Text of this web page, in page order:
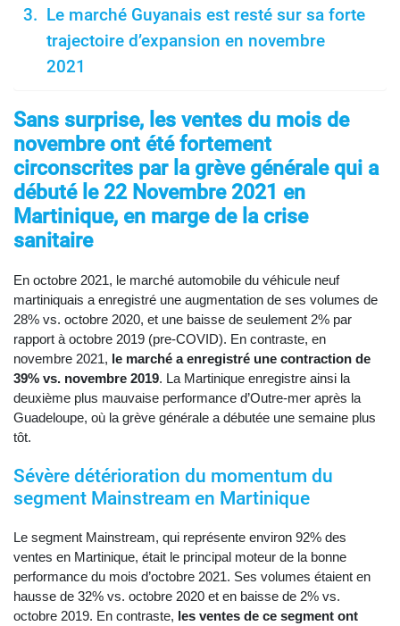
Le marché Guyanais est resté sur sa forte
trajectoire d’expansion en novembre
2021
Sans surprise, les ventes du mois de
novembre ont été fortement
circonscrites par la grève générale qui a
débuté le 22 Novembre 2021 en
Martinique, en marge de la crise
sanitaire
En octobre 2021, le marché automobile du véhicule neuf
martiniquais a enregistré une augmentation de ses volumes de
28% vs. octobre 2020, et une baisse de seulement 2% par
rapport à octobre 2019 (pre-COVID). En contraste, en
novembre 2021, le marché a enregistré une contraction de
39% vs. novembre 2019. La Martinique enregistre ainsi la
deuxième plus mauvaise performance d’Outre-mer après la
Guadeloupe, où la grève générale a débutée une semaine plus
tôt.
Sévère détérioration du momentum du
segment Mainstream en Martinique
Le segment Mainstream, qui représente environ 92% des
ventes en Martinique, était le principal moteur de la bonne
performance du mois d’octobre 2021. Ses volumes étaient en
hausse de 32% vs. octobre 2020 et en baisse de 2% vs.
octobre 2019. En contraste, les ventes de ce segment ont